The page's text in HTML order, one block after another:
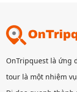
OnTripquest là ứng
tour là một nhiệm